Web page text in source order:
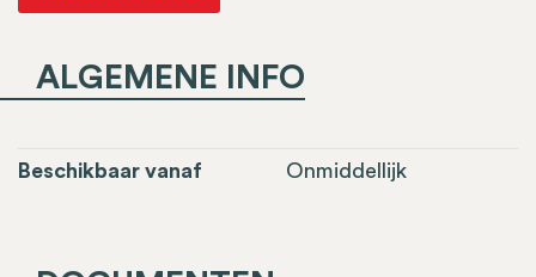
ALGEMENE INFO
Beschikbaar vanaf Onmiddellijk